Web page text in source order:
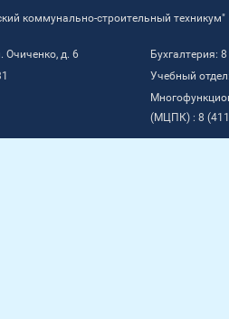
коммунально-строительный техникум"
Очиченко, д. 6
Бухгалтерия:
Учебный
(МЦПК) : 8